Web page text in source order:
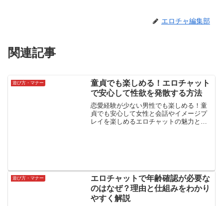
エロチャ編集部
関連記事
遊び方・マナー
童貞でも楽しめる！エロチャット
で安心して性欲を発散する方法
恋愛経験が少ない男性でも楽しめる！童
貞でも安心して女性と会話やイメージプ
レイを楽しめるエロチャットの魅力と、
遊び方・マナー
エロチャットで年齢確認が必要な
のはなぜ？理由と仕組みをわかり
やすく解説